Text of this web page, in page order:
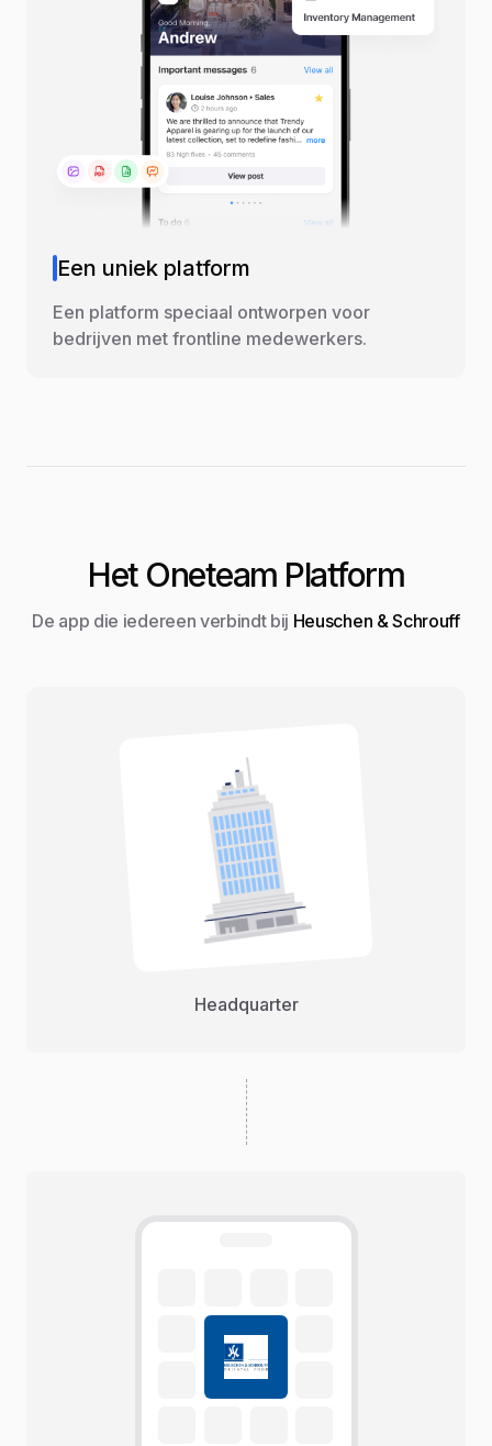
Een uniek platform
Een platform speciaal ontworpen voor
bedrijven met frontline medewerkers.
Het Oneteam Platform
De app die iedereen verbindt bij Heuschen & Schrouff
Headquarter